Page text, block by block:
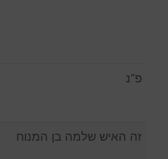
פ”נ
זה האיש שלמה בן המנוח